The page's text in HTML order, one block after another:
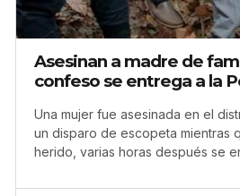
Asesinan a madre de
confeso se entrega a la
Una mujer fue asesinada en el
un disparo de escopeta mientras
herido, varias horas después se